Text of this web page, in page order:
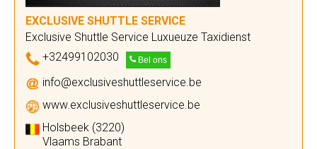
EXCLUSIVE SHUTTLE SERVICE
Exclusive Shuttle Service Luxueuze Taxidienst
+32499102030
Bel ons
info@exclusiveshuttleservice.be
www.exclusiveshuttleservice.be
Holsbeek (3220)
Vlaams Brabant